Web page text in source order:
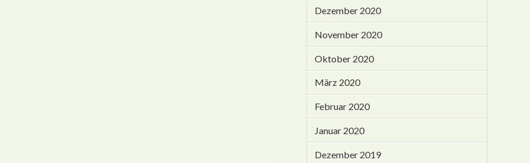
Dezember 2020
November 2020
Oktober 2020
März 2020
Februar 2020
Januar 2020
Dezember 2019